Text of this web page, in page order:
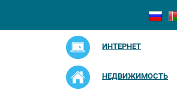
ИНТЕРНЕТ
НЕДВИЖИМОСТЬ